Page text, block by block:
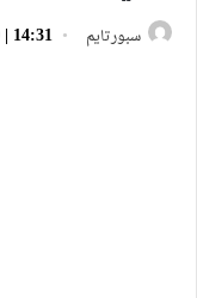
سبورتايم 14:31 | 30 يناير، 2024